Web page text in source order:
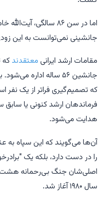
اما در سن ۸۶ سالگی،
جانشینی نمی‌توانست به این
مقامات ارشد ایرانی معتقدند
جانشین ۵۶ ساله اداره
که تصمیم‌گیری فراتر از یک
فرماندهان ارشد کنونی یا سابق
هدایت می‌شود.
آن‌ها می‌گویند که این سپاه به
را در دست دارد، بلکه یک
اصلی‌شان جنگ بی‌رحمانه هشت
سال ۱۹۸۰ آغاز شد.